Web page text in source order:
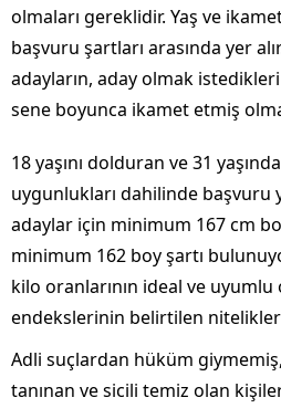
olmaları gereklidir. Yaş ve
başvuru şartları arasında yer
adayların, aday olmak
sene boyunca ikamet etmiş
18 yaşını dolduran ve 31
uygunlukları dahilinde başvuru
adaylar için minimum 167 cm
minimum 162 boy şartı
kilo oranlarının ideal ve uyumlu
endekslerinin belirtilen
Adli suçlardan hüküm
tanınan ve sicili temiz olan